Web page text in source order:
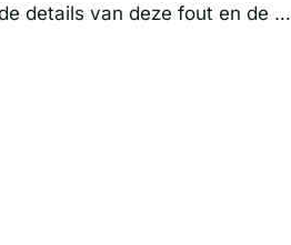
details van deze fout en de …